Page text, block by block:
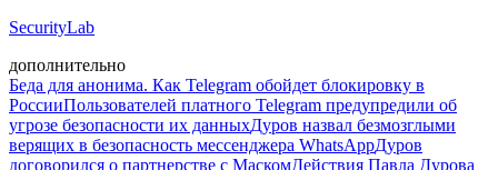
SecurityLab
дополнительно
Беда для анонима. Как Telegram обойдет блокировку в
РоссииПользователей платного Telegram предупредили об
угрозе безопасности их данныхДуров назвал безмозглыми
верящих в безопасность мессенджера WhatsAppДуров
договорился о партнерстве с МаскомДействия Павла Дурова